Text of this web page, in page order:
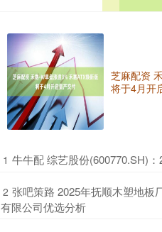
芝麻配资
将于4月开
1 牛牛配 综艺股份(600770.SH)
2 张吧策路 2025年抚顺木塑地板
有限公司优选分析